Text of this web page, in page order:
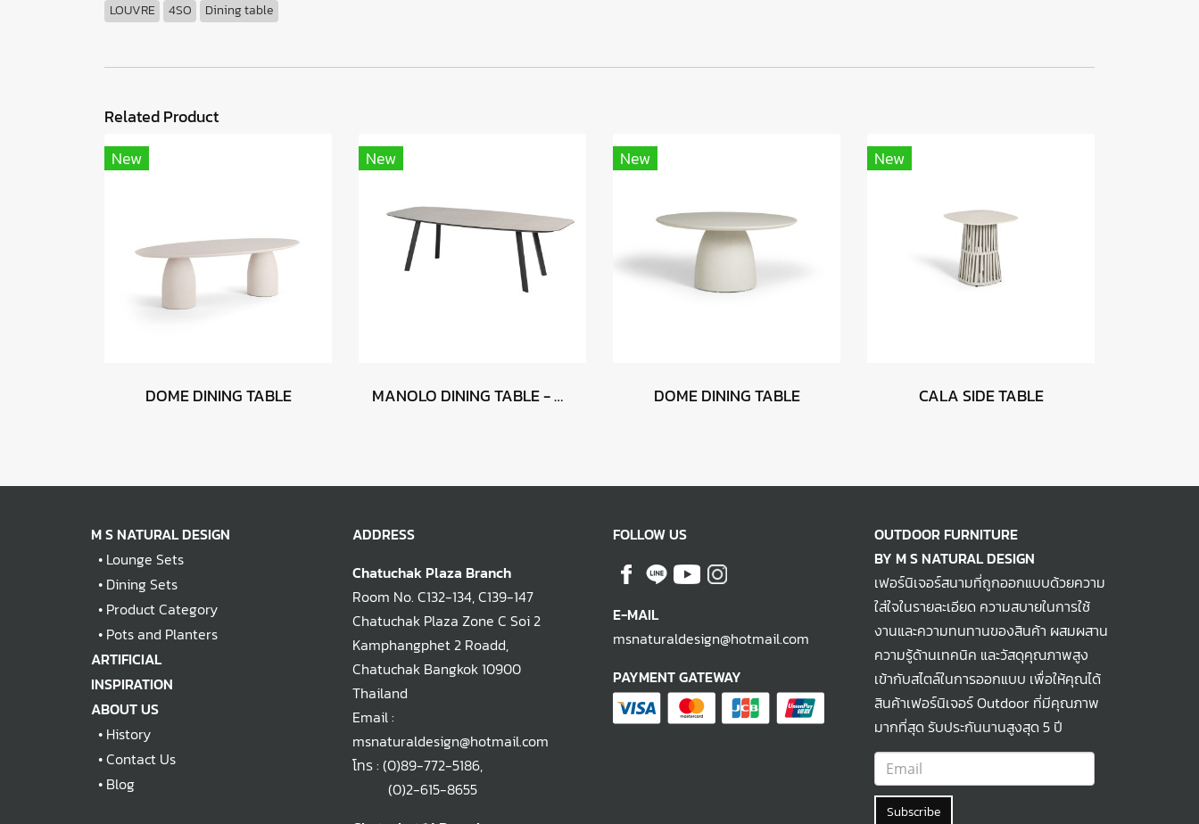
LOUVRE 4SO Dining table
Related Product
New
DOME DINING TABLE
New
MANOLO DINING TABLE - Anthracite
New
DOME DINING TABLE
New
CALA SIDE TABLE
M S NATURAL DESIGN
• Lounge Sets
• Dining Sets
• Product Category
• Pots and Planters
ARTIFICIAL
INSPIRATION
ABOUT US
• History
•Contact Us
• Blog
ADDRESS
Chatuchak Plaza Branch
Room No. C132-134, C139-147
Chatuchak Plaza Zone C Soi 2
Kamphangphet 2 Roadd,
Chatuchak Bangkok 10900
Thailand
Email :
msnaturaldesign@hotmail.com
โทร : (0)89-772-5186,
(0)2-615-8655
FOLLOW US
E-MAIL
msnaturaldesign@hotmail.com
PAYMENT GATEWAY
OUTDOOR FURNITURE
BY M S NATURAL DESIGN
เฟอร์นิเจอร์สนามที่ถูกออกแบบด้วยความ
ใส่ใจในรายละเอียด ความสบายในการใช้
งานและความทนทานของสินค้า ผสมผสาน
ความรู้ด้านเทคนิค และวัสดุคุณภาพสูง
เข้ากับสไตล์ในการออกแบบ เพื่อให้คุณได้
สินค้าเฟอร์นิเจอร์ Outdoor ที่มีคุณภาพ
มากที่สุด รับประกันนานสูงสุด 5 ปี
Subscribe